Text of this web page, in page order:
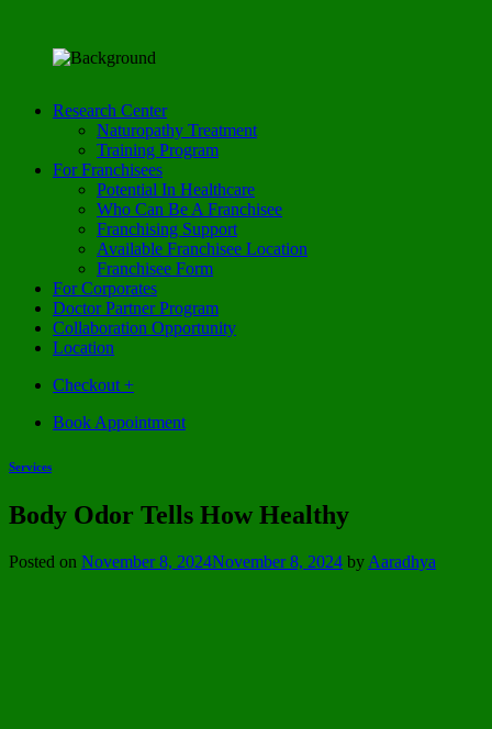
Research Center
Naturopathy Treatment
Training Program
For Franchisees
Potential In Healthcare
Who Can Be A Franchisee
Franchising Support
Available Franchisee Location
Franchisee Form
For Corporates
Doctor Partner Program
Collaboration Opportunity
Location
Checkout +
Book Appointment
Services
Body Odor Tells How Healthy
Posted on November 8, 2024November 8, 2024 by Aaradhya